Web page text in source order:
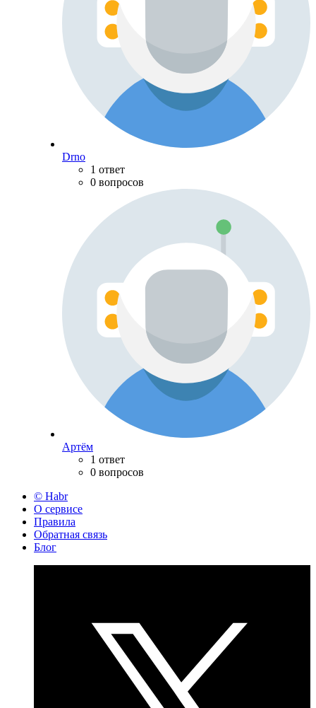
Drno
1 ответ
0 вопросов
Артём
1 ответ
0 вопросов
© Habr
О сервисе
Правила
Обратная связь
Блог